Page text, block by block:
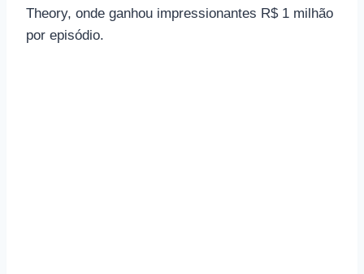
Theory, onde ganhou impressionantes R$ 1 milhão
por episódio.